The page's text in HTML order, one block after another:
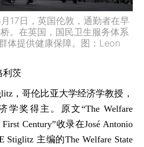
17日，英国伦敦，通勤者在早
。在英国，国民卫生服务体系
体提供健康保障。图：Leon
利茨
，哥伦比亚大学经济学教授，
学奖得主。原文“The Welfare
First Century”收录在José Antonio
Stiglitz 主编的The Welfare State